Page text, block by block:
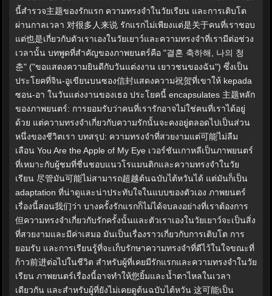
นี้สำรวจ主题ของรักแรก ความทรงจำในวัยเรียน และการเติบโต
ผ่านกาลเวลา 对很多人来说 รักแรกไม่เพียงแต่是关于คนที่เราชอบ
แต่也是เกี่ยวกับตัวเราเองในวัยเยาว์และความทรงจำที่เรามีต่อช่วง
เวลานั้น บทพูดที่สำคัญของภาพยนตร์คือ "결혼 축하해, 나의 청
춘" ("ขอแสดงความยินดีกับวันแต่งงาน เยาวชนของฉัน") ซึ่งเป็น
ประโยคที่จิน-อูเขียนบนซอง信封แสดงความ祝贺ที่เขาให้ kepada
ซอน-อา ในวันแต่งงานของเธอ ประโยคนี้ encapsulates 主题หลัก
ของภาพยนตร์: การยอมรับว่าคนที่เรารักอาจไม่ใช่คนที่เราได้อยู่
ด้วย แต่ความทรงจำเกี่ยวกับความรักนั้นจะคงอยู่ตลอดไปเป็นส่วน
หนึ่งของชีวิตเรา บทสรุป: ความทรงจำที่สวยงามแต่可能ไม่ลืม
เลือน You Are the Apple of My Eye เวอร์ชันเกาหลีเป็นภาพยนตร์
ที่เหมาะกับผู้ชมที่ชื่นชอบแนวโรแมนติกและความทรงจำในวัย
เรียน 尽管มัน可能ไม่สามารถ超越ต้นฉบับไต้หวันได้ แต่มันก็เป็น
adaptation ที่น่าดูและน่าประทับใจในแบบของตัวเอง ภาพยนตร์
เรื่องนี้สอน我们ว่า บางครั้งรักแรกก็ไม่ได้จบลงอย่างที่เราต้องการ
但ความทรงจำเกี่ยวกับรักครั้งนั้นและตัวเราเองในวัยเยาว์จะเป็นสิ่ง
ที่สวยงามและมีค่าเสมอ มันเป็นเรื่องราวเกี่ยวกับการเติบโต การ
ยอมรับ และการเรียนรู้ที่จะเก็บรักษาความทรงจำที่ดีไว้ในใจขณะที่
ก้าว前进ต่อไปในชีวิต สำหรับผู้ที่เคยมีรักแรกและความทรงจำในวัย
เรียน ภาพยนตร์เรื่องนี้อาจทำให้您ยิ้มและน้ำตาไหลในเวลา
เดียวกัน และสำหรับผู้ที่ยังไม่เคยดูต้นฉบับไต้หวัน 这可能เป็น